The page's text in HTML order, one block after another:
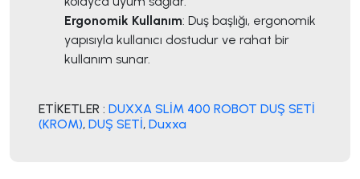
Ergonomik Kullanım: Duş başlığı, ergonomik
yapısıyla kullanıcı dostudur ve rahat bir
kullanım sunar.
ETİKETLER : DUXXA SLİM 400 ROBOT DUŞ SETİ
(KROM), DUŞ SETİ, Duxxa